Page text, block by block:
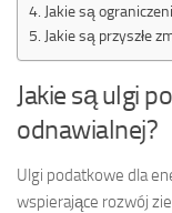
Jakie są
Jakie są przyszłe
Jakie są ulgi
odnawialnej?
Ulgi podatkowe dla
wspierające rozwój